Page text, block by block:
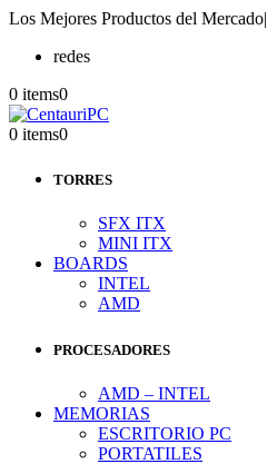
Los Mejores Productos del Mercado|
redes
0 items0
0 items0
TORRES
SFX ITX
MINI ITX
BOARDS
INTEL
AMD
PROCESADORES
AMD – INTEL
MEMORIAS
ESCRITORIO PC
PORTATILES